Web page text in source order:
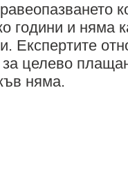
години и няма
Експертите
целево
няма.